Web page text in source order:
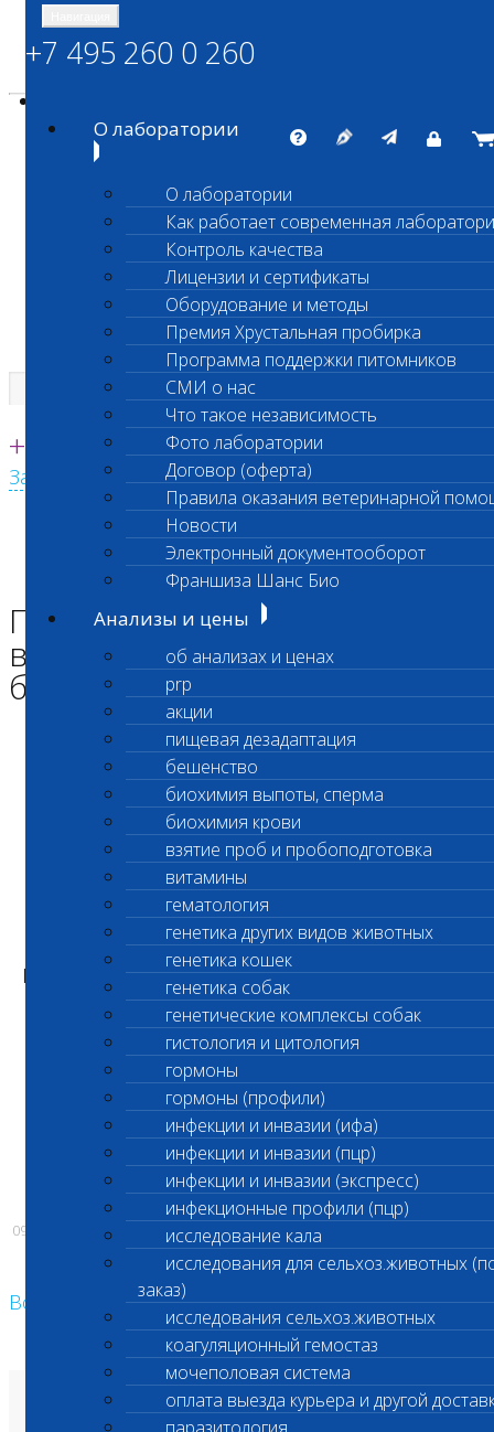
ШАНС БИО
Независимая ветеринарная лаборатория
Единая круглосуточная справочная
+7 495 260 0 260
Заказать звонок с сайта
+7 495 260 0 260
О лаборатории
О лаборатории
Как работает современная
Контроль качества
Лицензии и сертификаты
Оборудование и методы
Премия Хрустальная пробирка
Программа поддержки питомников
СМИ о нас
Что такое независимость
Фото лаборатории
Договор (оферта)
Правила оказания ветеринарной
Новости
Электронный документооборот
Франшиза Шанс Био
Анализы и цены
об анализах и ценах
prp
акции
пищевая дезадаптация
бешенство
биохимия выпоты, сперма
биохимия крови
взятие проб и пробоподготовка
витамины
гематология
генетика других видов животных
генетика кошек
генетика собак
генетические комплексы собак
гистология и цитология
гормоны
гормоны (профили)
инфекции и инвазии (ифа)
инфекции и инвазии (пцр)
инфекции и инвазии (экспресс)
инфекционные профили (пцр)
исследование кала
исследования для сельхоз.животных
заказ)
исследования сельхоз.животных
коагуляционный гемостаз
мочеполовая система
оплата выезда курьера и другой
Главная страница
Приостановлено выполнение срочных биохимических
исследований
Приостановлено
выполнение срочных
биохимических исследований
Уважаемые клиенты лаборатории!
Приостановлено выполнение
срочных биохимических исследований
По адресу Электролитный проезд, дом 3 стр.12
О возобновлении будет сообщено
дополнительно.
С уважением,
Администрация ООО «Шанс Био»
09.07.2026
Возврат к списку
О лаборатории